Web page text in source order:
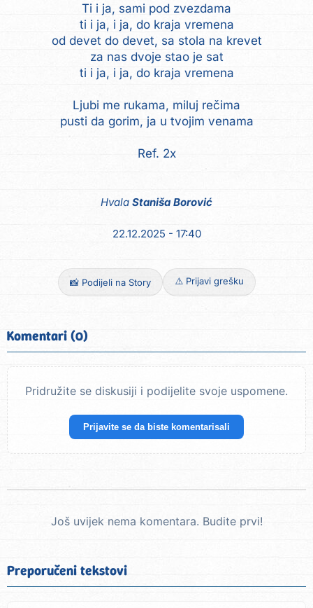
Ti i ja, sami pod zvezdama
ti i ja, i ja, do kraja vremena
od devet do devet, sa stola na krevet
za nas dvoje stao je sat
ti i ja, i ja, do kraja vremena
Ljubi me rukama, miluj rečima
pusti da gorim, ja u tvojim venama
Ref. 2x
Hvala Staniša Borović
22.12.2025 - 17:40
📸 Podijeli na Story ⚠️ Prijavi grešku
Komentari (0)
Pridružite se diskusiji i podijelite svoje uspomene.
Prijavite se da biste komentarisali
Još uvijek nema komentara. Budite prvi!
Preporučeni tekstovi